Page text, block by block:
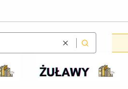
WyczyśćSzukaj